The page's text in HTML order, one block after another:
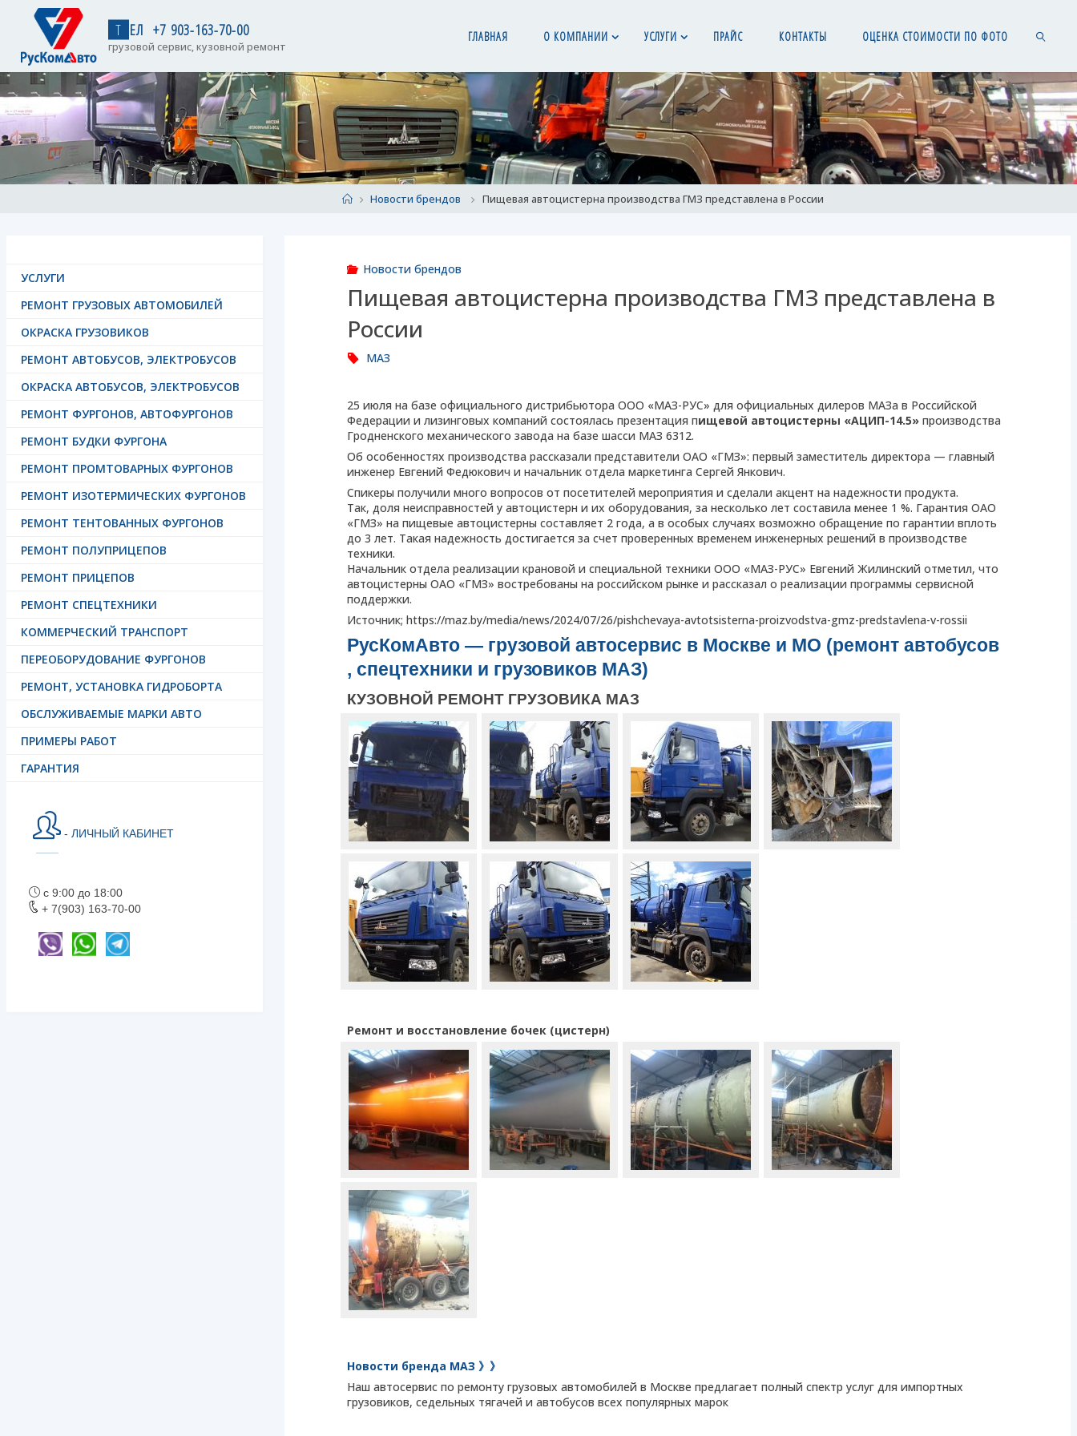
Т ЕЛ +7 903-163-70-00
грузовой сервис, кузовной ремонт
ГЛАВНАЯ О КОМПАНИИ УСЛУГИ ПРАЙС КОНТАКТЫ ОЦЕНКА СТОИМОСТИ ПО ФОТО
SEARCH
HomeНовости брендов Пищевая автоцистерна производства ГМЗ представлена в России
Новости брендов
Пищевая автоцистерна производства ГМЗ представлена в
России
МАЗ
25 июля на базе официального дистрибьютора ООО «МАЗ-РУС» для официальных дилеров МАЗа в Российской
Федерации и лизинговых компаний состоялась презентация пищевой автоцистерны «АЦИП-14.5» производства
Гродненского механического завода на базе шасси МАЗ 6312.
Об особенностях производства рассказали представители ОАО «ГМЗ»: первый заместитель директора — главный
инженер Евгений Федюкович и начальник отдела маркетинга Сергей Янкович.
Спикеры получили много вопросов от посетителей мероприятия и сделали акцент на надежности продукта.
Так, доля неисправностей у автоцистерн и их оборудования, за несколько лет составила менее 1 %. Гарантия ОАО
«ГМЗ» на пищевые автоцистерны составляет 2 года, а в особых случаях возможно обращение по гарантии вплоть
до 3 лет. Такая надежность достигается за счет проверенных временем инженерных решений в производстве
техники.
Начальник отдела реализации крановой и специальной техники ООО «МАЗ-РУС» Евгений Жилинский отметил, что
автоцистерны ОАО «ГМЗ» востребованы на российском рынке и рассказал о реализации программы сервисной
поддержки.
Источник; https://maz.by/media/news/2024/07/26/pishchevaya-avtotsisterna-proizvodstva-gmz-predstavlena-v-rossii
РусКомАвто — грузовой автосервис в Москве и МО (ремонт автобусов
, спецтехники и грузовиков МАЗ)
КУЗОВНОЙ РЕМОНТ ГРУЗОВИКА МАЗ
Ремонт и восстановление бочек (цистерн)
Новости бренда МАЗ 》》
Наш автосервис по ремонту грузовых автомобилей в Москве предлагает полный спектр услуг для импортных
грузовиков, седельных тягачей и автобусов всех популярных марок
УСЛУГИ
РЕМОНТ ГРУЗОВЫХ АВТОМОБИЛЕЙ
ОКРАСКА ГРУЗОВИКОВ
РЕМОНТ АВТОБУСОВ, ЭЛЕКТРОБУСОВ
ОКРАСКА АВТОБУСОВ, ЭЛЕКТРОБУСОВ
РЕМОНТ ФУРГОНОВ, АВТОФУРГОНОВ
РЕМОНТ БУДКИ ФУРГОНА
РЕМОНТ ПРОМТОВАРНЫХ ФУРГОНОВ
РЕМОНТ ИЗОТЕРМИЧЕСКИХ ФУРГОНОВ
РЕМОНТ ТЕНТОВАННЫХ ФУРГОНОВ
РЕМОНТ ПОЛУПРИЦЕПОВ
РЕМОНТ ПРИЦЕПОВ
РЕМОНТ СПЕЦТЕХНИКИ
КОММЕРЧЕСКИЙ ТРАНСПОРТ
ПЕРЕОБОРУДОВАНИЕ ФУРГОНОВ
РЕМОНТ, УСТАНОВКА ГИДРОБОРТА
ОБСЛУЖИВАЕМЫЕ МАРКИ АВТО
ПРИМЕРЫ РАБОТ
ГАРАНТИЯ
- ЛИЧНЫЙ КАБИНЕТ
с 9:00 до 18:00
+ 7(903) 163-70-00